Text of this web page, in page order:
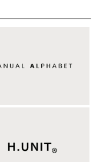
、ミリタリー好きの私
袖付けは前から見ると